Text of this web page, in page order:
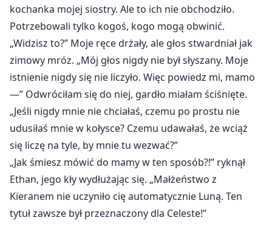
kochanka mojej siostry. Ale to ich nie obchodziło.
Potrzebowali tylko kogoś, kogo mogą obwinić.
„Widzisz to?” Moje ręce drżały, ale głos stwardniał jak
zimowy mróz. „Mój głos nigdy nie był słyszany. Moje
istnienie nigdy się nie liczyło. Więc powiedz mi, mamo
—” Odwróciłam się do niej, gardło miałam ściśnięte.
„Jeśli nigdy mnie nie chciałaś, czemu po prostu nie
udusiłaś mnie w kołysce? Czemu udawałaś, że wciąż
się liczę na tyle, by mnie tu wezwać?”
„Jak śmiesz mówić do mamy w ten sposób?!” ryknął
Ethan, jego kły wydłużając się. „Małżeństwo z
Kieranem nie uczyniło cię automatycznie Luną. Ten
tytuł zawsze był przeznaczony dla Celeste!”